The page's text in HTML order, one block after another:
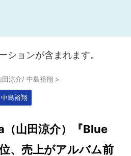
ションが含まれます。
涼介/ 中島裕翔 >
島裕翔
山田涼介）『Blue
、売上がアルバム前